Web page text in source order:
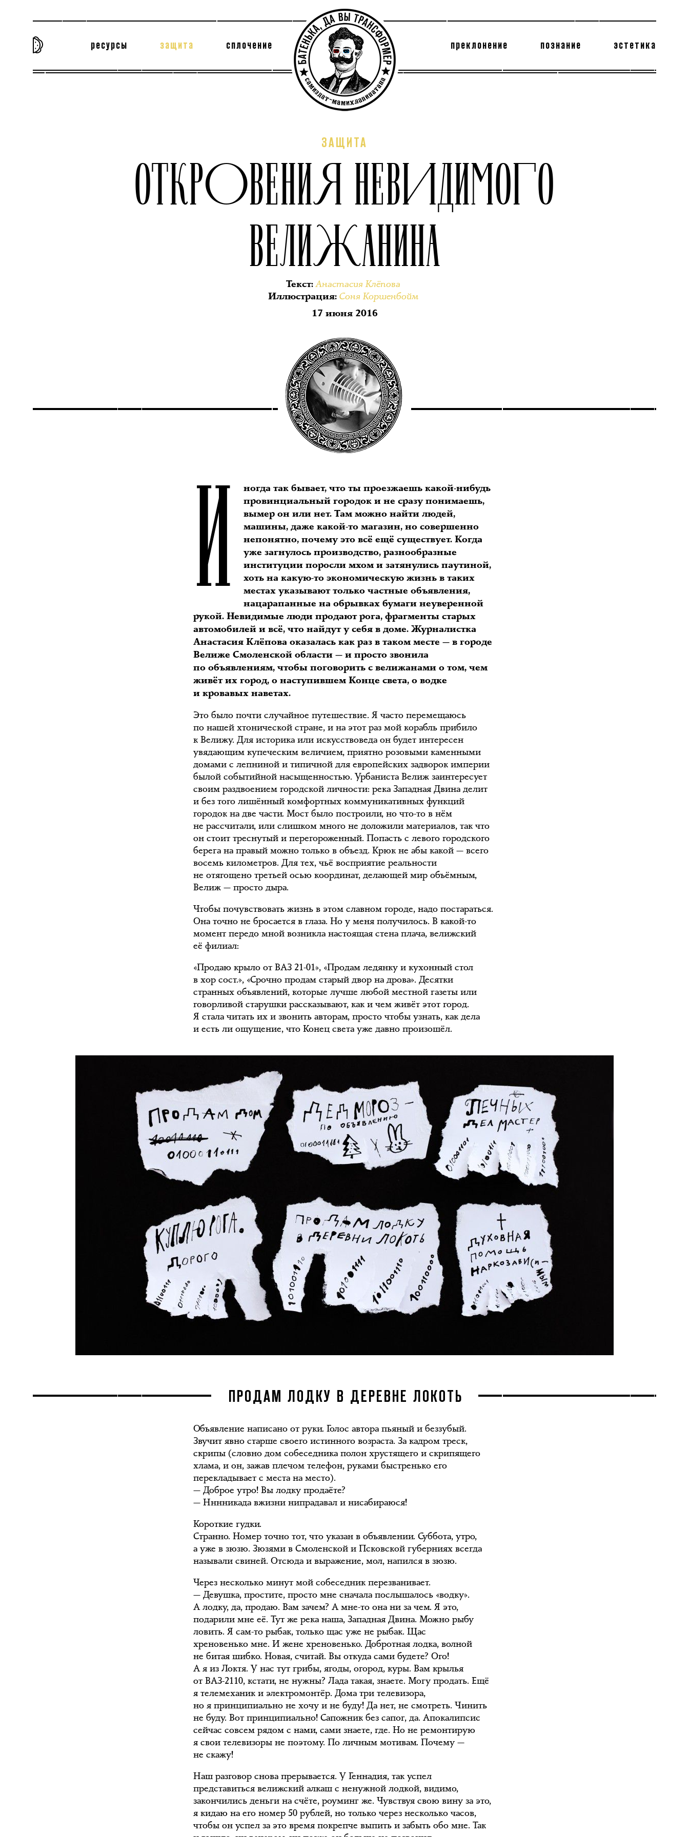
ресурсы защита сплочение преклонение познание эстетика
ЗАЩИТА
ОТКРОВЕНИЯ НЕВИДИМОГО
ВЕЛИЖАНИНА
Текст:Анастасия Клёпова
Иллюстрация: Соня Коршенбойм
17 июня 2016
И
ногда так бывает, что ты проезжаешь какой-нибудь
провинциальный городок и не сразу понимаешь,
вымер он или нет. Там можно найти людей,
машины, даже какой-то магазин, но совершенно
непонятно, почему это всё ещё существует. Когда
уже загнулось производство, разнообразные
институции поросли мхом и затянулись паутиной,
хоть на какую-то экономическую жизнь в таких
местах указывают только частные объявления,
нацарапанные на обрывках бумаги неуверенной
рукой. Невидимые люди продают рога, фрагменты старых
автомобилей и всё, что найдут у себя в доме. Журналистка
Анастасия Клёпова оказалась как раз в таком месте — в городе
Велиже Смоленской области — и просто звонила
по объявлениям, чтобы поговорить с велижанами о том, чем
живёт их город, о наступившем Конце света, о водке
и кровавых наветах.
Это было почти случайное путешествие. Я часто перемещаюсь
по нашей хтонической стране, и на этот раз мой корабль прибило
к Велижу. Для историка или искусствоведа он будет интересен
увядающим купеческим величием, приятно розовыми каменными
домами с лепниной и типичной для европейских задворок империи
былой событийной насыщенностью. Урбаниста Велиж заинтересует
своим раздвоением городской личности: река Западная Двина делит
и без того лишённый комфортных коммуникативных функций
городок на две части. Мост было построили, но что-то в нём
не рассчитали, или слишком много не доложили материалов, так что
он стоит треснутый и перегороженный. Попасть с левого городского
берега на правый можно только в объезд. Крюк не абы какой — всего
восемь километров. Для тех, чьё восприятие реальности
не отягощено третьей осью координат, делающей мир объёмным,
Велиж — просто дыра.
Чтобы почувствовать жизнь в этом славном городе, надо постараться.
Она точно не бросается в глаза. Но у меня получилось. В какой-то
момент передо мной возникла настоящая стена плача, велижский
её филиал:
«Продаю крыло от ВАЗ 21-01», «Продам ледянку и кухонный стол
в хор сост.», «Срочно продам старый двор на дрова». Десятки
странных объявлений, которые лучше любой местной газеты или
говорливой старушки рассказывают, как и чем живёт этот город.
Я стала читать их и звонить авторам, просто чтобы узнать, как дела
и есть ли ощущение, что Конец света уже давно произошёл.
ПРОДАМ ЛОДКУ В ДЕРЕВНЕ ЛОКОТЬ
Объявление написано от руки. Голос автора пьяный и беззубый.
Звучит явно старше своего истинного возраста. За кадром треск,
скрипы (словно дом собеседника полон хрустящего и скрипящего
хлама, и он, зажав плечом телефон, руками быстренько его
перекладывает с места на место).
— Доброе утро! Вы лодку продаёте?
— Нннникада вжизни нипрадавал и нисабираюся!
Короткие гудки.
Странно. Номер точно тот, что указан в объявлении. Суббота, утро,
а уже в зюзю. Зюзями в Смоленской и Псковской губерниях всегда
называли свиней. Отсюда и выражение, мол, напился в зюзю.
Через несколько минут мой собеседник перезванивает.
— Девушка, простите, просто мне сначала послышалось «водку».
А лодку, да, продаю. Вам зачем? А мне-то она ни за чем. Я это,
подарили мне её. Тут же река наша, Западная Двина. Можно рыбу
ловить. Я сам-то рыбак, только щас уже не рыбак. Щас
хреновенько мне. И жене хреновенько. Добротная лодка, волной
не битая шибко. Новая, считай. Вы откуда сами будете? Ого!
А я из Локтя. У нас тут грибы, ягоды, огород, куры. Вам крылья
от ВАЗ-2110, кстати, не нужны? Лада такая, знаете. Могу продать. Ещё
я телемеханик и электромонтёр. Дома три телевизора,
но я принципиально не хочу и не буду! Да нет, не смотреть. Чинить
не буду. Вот принципиально! Сапожник без сапог, да. Апокалипсис
сейчас совсем рядом с нами, сами знаете, где. Но не ремонтирую
я свои телевизоры не поэтому. По личным мотивам. Почему —
не скажу!
Наш разговор снова прерывается. У Геннадия, так успел
представиться велижский алкаш с ненужной лодкой, видимо,
закончились деньги на счёте, роуминг же. Чувствуя свою вину за это,
я кидаю на его номер 50 рублей, но только через несколько часов,
чтобы он успел за это время покрепче выпить и забыть обо мне. Так